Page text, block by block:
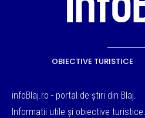
OBIECTIVE TURISTICE
infoBlaj.ro - portal de știri din Blaj.
Informatii utile și obiective turistice.